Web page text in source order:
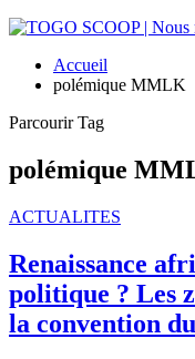
Accueil
polémique MMLK
Parcourir Tag
polémique
ACTUALITES
Renaissance
politique ? Les
la convention